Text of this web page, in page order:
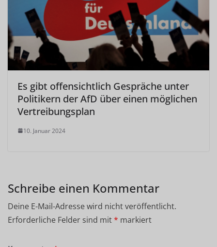
Es gibt offensichtlich Gespräche unter
Politikern der AfD über einen möglichen
Vertreibungsplan
10. Januar 2024
Schreibe einen Kommentar
Deine E-Mail-Adresse wird nicht veröffentlicht.
Erforderliche Felder sind mit* markiert